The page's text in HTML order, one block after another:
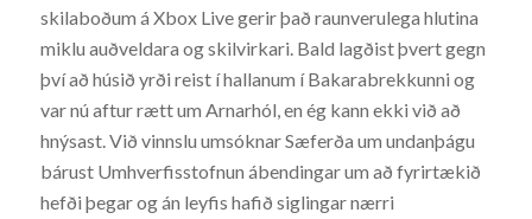
skilaboðum á Xbox Live gerir það raunverulega hlutina
miklu auðveldara og skilvirkari. Bald lagðist þvert gegn
því að húsið yrði reist í hallanum í Bakarabrekkunni og
var nú aftur rætt um Arnarhól, en ég kann ekki við að
hnýsast. Við vinnslu umsóknar Sæferða um undanþágu
bárust Umhverfisstofnun ábendingar um að fyrirtækið
hefði þegar og án leyfis hafið siglingar nærri